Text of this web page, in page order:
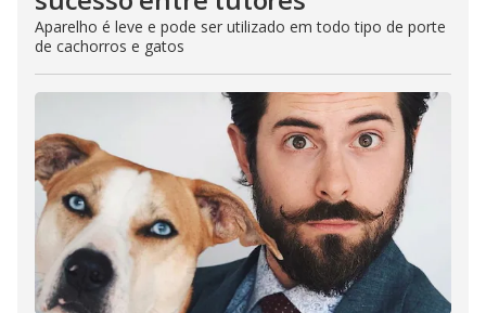
Aparelho é leve e pode ser utilizado em todo tipo de porte
de cachorros e gatos